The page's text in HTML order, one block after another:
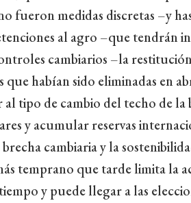
fueron medidas discretas –y
al agro –que tendrán
cambiarios –la
que habían sido eliminadas en
tipo de cambio del techo de la
y acumular reservas
cambiaria y la
temprano que tarde limita la
y puede llegar a las